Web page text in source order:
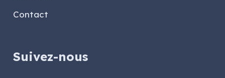
Contact
Suivez-nous